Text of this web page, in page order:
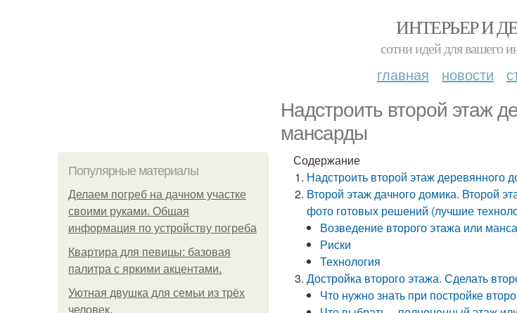
ИНТЕРЬЕР И
сотни идей для вашего
главная новости
Надстроить второй этаж
мансарды
Популярные материалы
Делаем погреб на дачном участке
своими руками. Общая
информация по устройству погреба
Квартира для певицы: базовая
палитра с яркими акцентами.
Уютная двушка для семьи из трёх
человек.
Содержание
Надстроить второй этаж деревянного
Второй этаж дачного домика. Второй
фото готовых решений (лучшие
Возведение второго этажа или
Риски
Технология
Достройка второго этажа. Сделать
Что нужно знать при постройке